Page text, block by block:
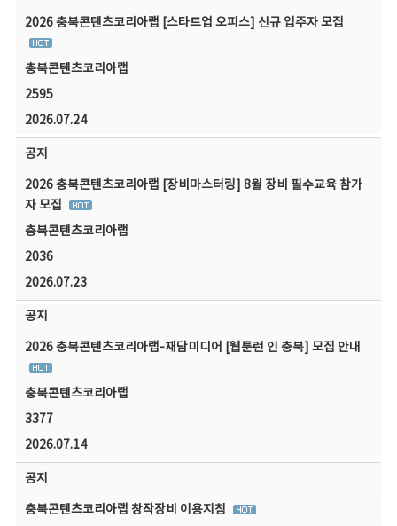
2026 충북콘텐츠코리아랩 [스타트업 오피스] 신규 입주자 모집
충북콘텐츠코리아랩
2595
2026.07.24
공지
2026 충북콘텐츠코리아랩 [장비마스터링] 8월 장비 필수교육 참가
자 모집
충북콘텐츠코리아랩
2036
2026.07.23
공지
2026 충북콘텐츠코리아랩-재담미디어 [웹툰런 인 충북] 모집 안내
충북콘텐츠코리아랩
3377
2026.07.14
공지
충북콘텐츠코리아랩 창작장비 이용지침